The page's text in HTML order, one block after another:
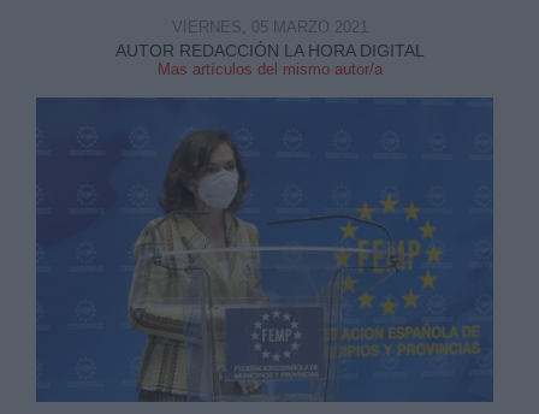
AUTOR REDACCIÓN LA HORA DIGITAL
Mas artículos del mismo autor/a
VIERNES, 05 MARZO 2021